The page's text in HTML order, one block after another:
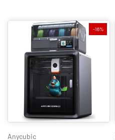
-16%
Anycubic